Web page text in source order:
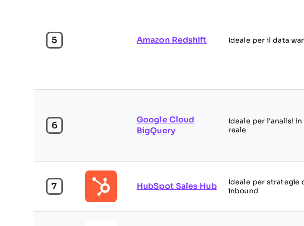
5 Amazon Redshift Ideale per il data
6
Google Cloud
BigQuery
Ideale per l'analisi
reale
7 HubSpot Sales Hub
Ideale per strategie
inbound